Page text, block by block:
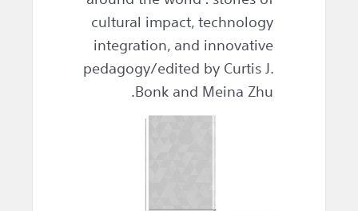
cultural impact, technology
integration, and innovative
pedagogy/edited by Curtis J.
Bonk and Meina Zhu.